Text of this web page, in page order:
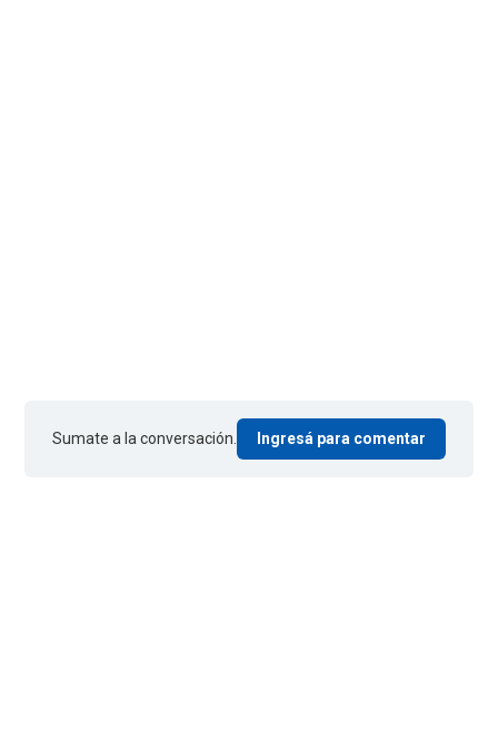
Sumate a la conversación. Ingresá para comentar